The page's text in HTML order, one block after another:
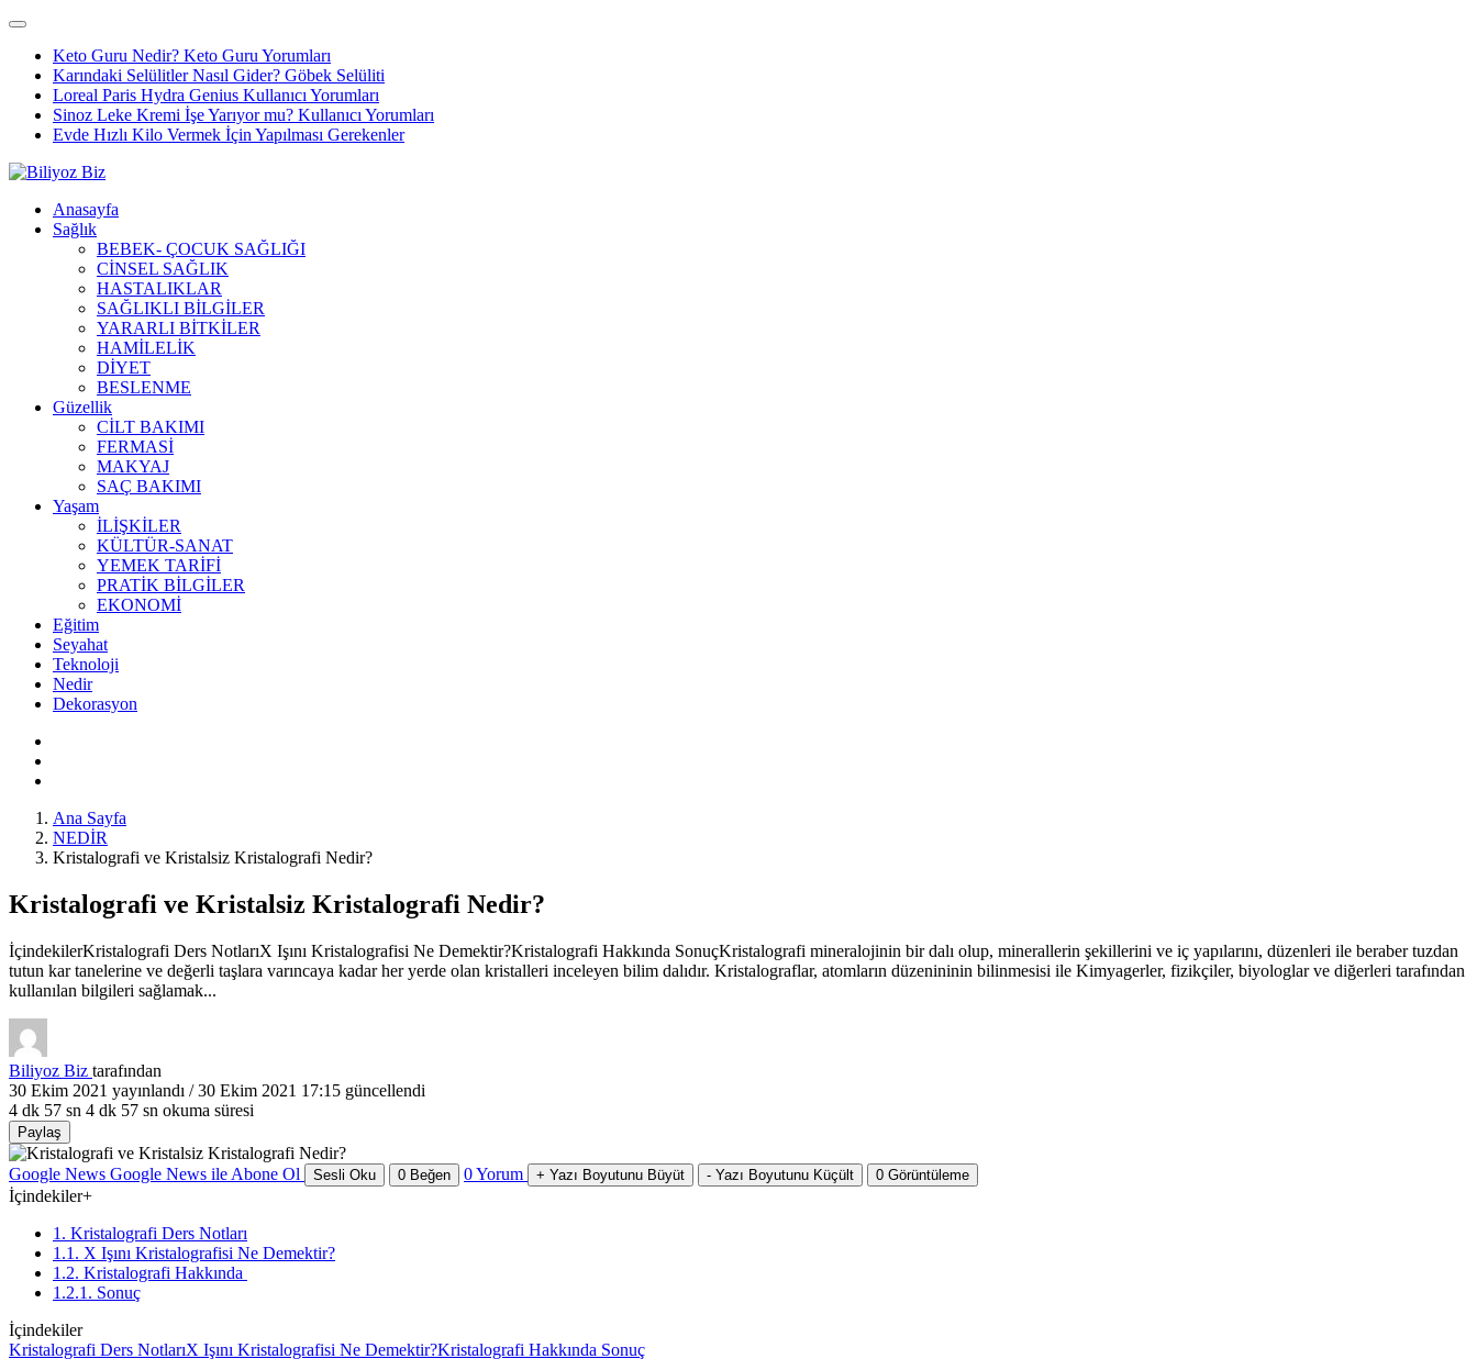
Keto Guru Nedir? Keto Guru Yorumları
Karındaki Selülitler Nasıl Gider? Göbek Selüliti
Loreal Paris Hydra Genius Kullanıcı Yorumları
Sinoz Leke Kremi İşe Yarıyor mu? Kullanıcı Yorumları
Evde Hızlı Kilo Vermek İçin Yapılması Gerekenler
Anasayfa
Sağlık
BEBEK- ÇOCUK SAĞLIĞI
CİNSEL SAĞLIK
HASTALIKLAR
SAĞLIKLI BİLGİLER
YARARLI BİTKİLER
HAMİLELİK
DİYET
BESLENME
Güzellik
CİLT BAKIMI
FERMASİ
MAKYAJ
SAÇ BAKIMI
Yaşam
İLİŞKİLER
KÜLTÜR-SANAT
YEMEK TARİFİ
PRATİK BİLGİLER
EKONOMİ
Eğitim
Seyahat
Teknoloji
Nedir
Dekorasyon
Ana Sayfa
NEDİR
Kristalografi ve Kristalsiz Kristalografi Nedir?
Kristalografi ve Kristalsiz Kristalografi Nedir?
İçindekilerKristalografi Ders NotlarıX Işını Kristalografisi Ne Demektir?Kristalografi Hakkında SonuçKristalografi mineralojinin bir dalı olup, minerallerin şekillerini ve iç yapılarını, düzenleri ile beraber tuzdan
tutun kar tanelerine ve değerli taşlara varıncaya kadar her yerde olan kristalleri inceleyen bilim dalıdır. Kristalograflar, atomların düzenininin bilinmesisi ile Kimyagerler, fizikçiler, biyologlar ve diğerleri tarafından
kullanılan bilgileri sağlamak...
Biliyoz Biz tarafından
30 Ekim 2021 yayınlandı /30 Ekim 2021 17:15 güncellendi
4 dk 57 sn 4 dk 57 sn okuma süresi
Paylaş
Google News Google News ile Abone Ol Sesli Oku 0 Beğen 0Yorum + Yazı Boyutunu Büyüt - Yazı Boyutunu Küçült 0 Görüntüleme
İçindekiler+
1. Kristalografi Ders Notları
1.1. X Işını Kristalografisi Ne Demektir?
1.2. Kristalografi Hakkında
1.2.1. Sonuç
İçindekiler
Kristalografi Ders NotlarıX Işını Kristalografisi Ne Demektir?Kristalografi Hakkında Sonuç